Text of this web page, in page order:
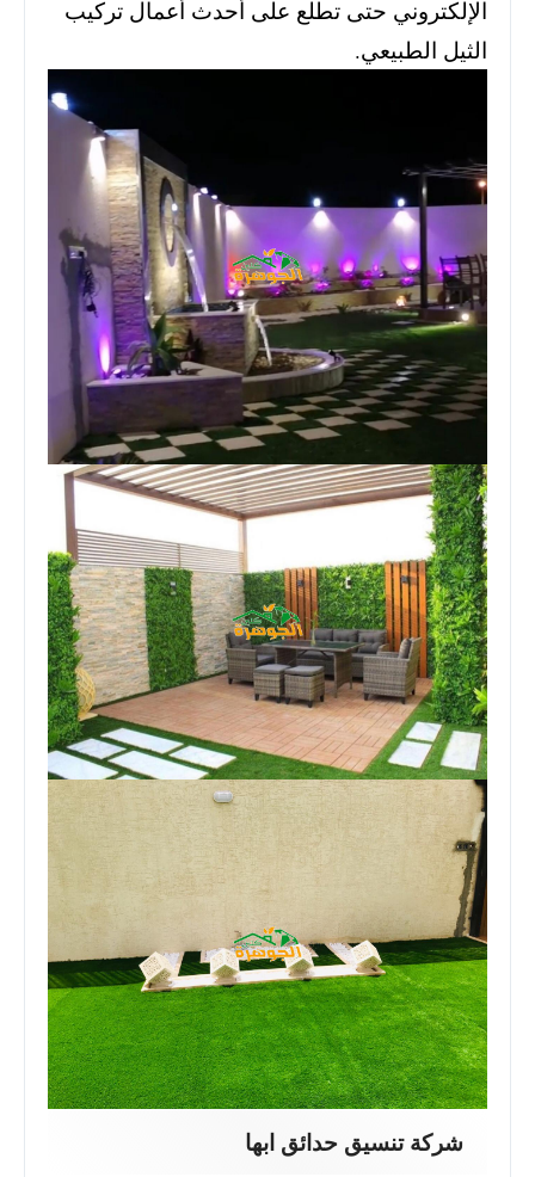
الإلكتروني حتى تطلع على أحدث أعمال تركيب
الثيل الطبيعي.
شركة تنسيق حدائق ابها